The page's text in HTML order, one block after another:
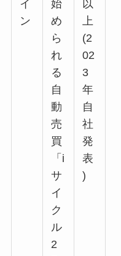
イ
ン
始
め
ら
れ
る
自
動
売
買
「i
サ
イ
ク
ル
2
以
上
(2
02
3
年
自
社
発
表
)